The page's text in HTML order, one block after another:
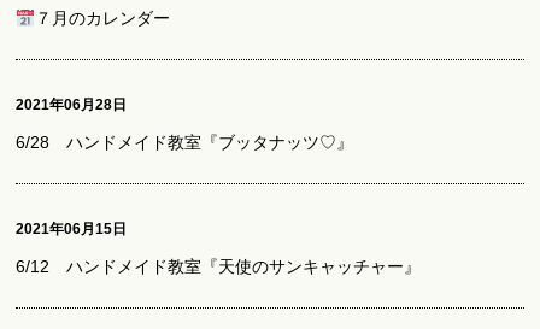
７月のカレンダー
2021年06月28日
6/28 ハンドメイド教室『ブッタナッツ♡』
2021年06月15日
6/12 ハンドメイド教室『天使のサンキャッチャー』